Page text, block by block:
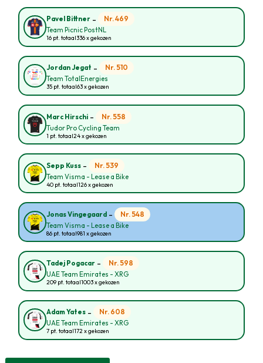
Pavel Bittner - Nr. 469
Team Picnic PostNL
16 pt. totaal336 x gekozen
Jordan Jegat - Nr. 510
Team TotalEnergies
35 pt. totaal63 x gekozen
Marc Hirschi - Nr. 558
Tudor Pro Cycling Team
1 pt. totaal24 x gekozen
Sepp Kuss - Nr. 539
Team Visma - Lease a Bike
40 pt. totaal126 x gekozen
Jonas Vingegaard - Nr. 548
Team Visma - Lease a Bike
86 pt. totaal981 x gekozen
Tadej Pogacar - Nr. 598
UAE Team Emirates - XRG
209 pt. totaal1003 x gekozen
Adam Yates - Nr. 608
UAE Team Emirates - XRG
7 pt. totaal172 x gekozen